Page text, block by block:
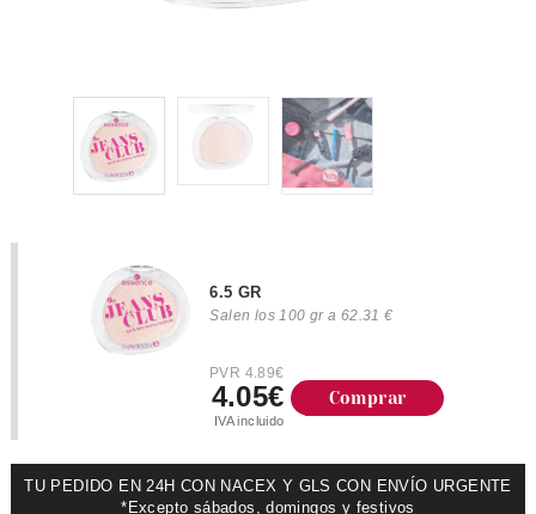
6.5 GR
Salen los 100 gr a 62.31 €
PVR 4.89€
4.05€
IVA incluido
Comprar
TU PEDIDO EN 24H CON NACEX Y GLS CON ENVÍO URGENTE
*Excepto sábados, domingos y festivos